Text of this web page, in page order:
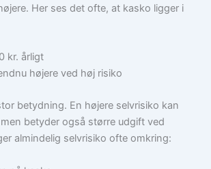
Her ses det ofte, at kasko ligger i
kr. årligt
højere ved høj risiko
betydning. En højere selvrisiko kan
betyder også større udgift ved
almindelig selvrisiko ofte omkring: